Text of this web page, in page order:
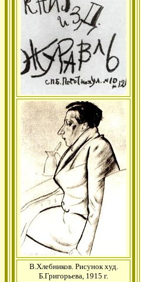
В.Хлебников. Рисунок худ.
Б.Григорьева, 1915 г.